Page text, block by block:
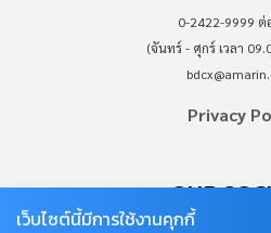
0-2422-9999 ต่
(จันทร์ - ศุกร์ เวลา
Privacy
OUR
เว็บไซต์นี้มีการใช้งานคุกกี้